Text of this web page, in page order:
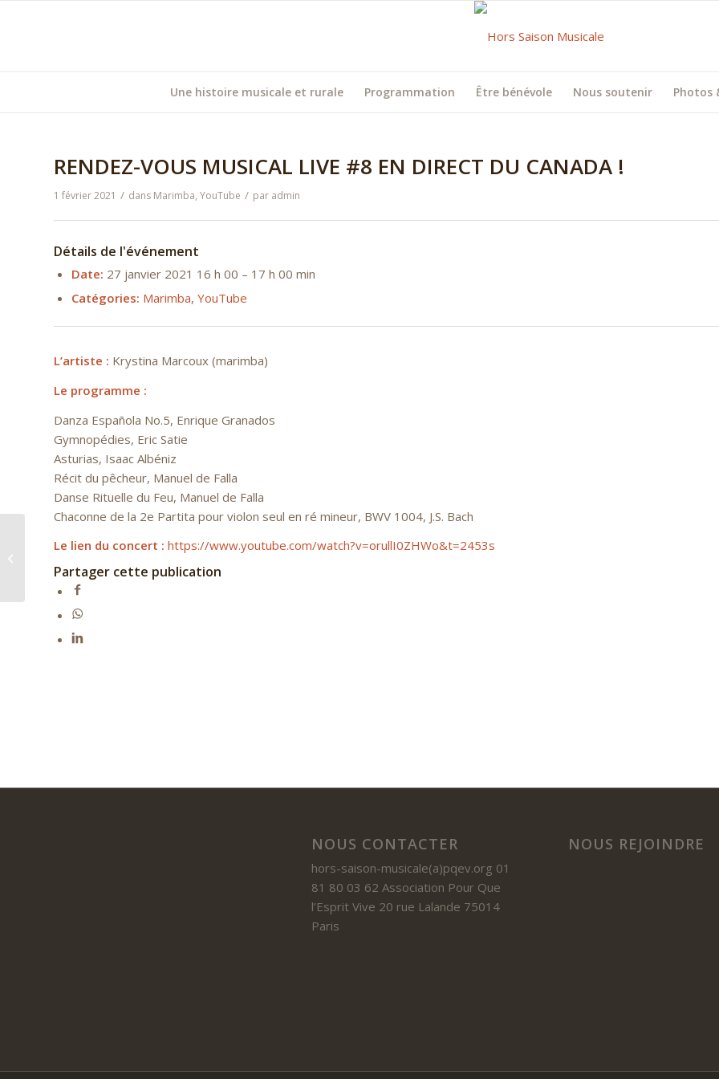
Une histoire musicale et rurale Programmation Être bénévole Nous soutenir Photos
RENDEZ-VOUS MUSICAL LIVE #8 EN DIRECT DU CANADA !
1 février 2021 / dans Marimba, YouTube / par admin
Détails de l'événement
Date: 27 janvier 2021 16 h 00 – 17 h 00 min
Catégories: Marimba, YouTube
L’artiste : Krystina Marcoux (marimba)
Le programme :
Danza Española No.5, Enrique Granados
Gymnopédies, Eric Satie
Asturias, Isaac Albéniz
Récit du pêcheur, Manuel de Falla
Danse Rituelle du Feu, Manuel de Falla
Chaconne de la 2e Partita pour violon seul en ré mineur, BWV 1004, J.S. Bach
Le lien du concert : https://www.youtube.com/watch?v=orullI0ZHWo&t=2453s
Partager cette publication
NOUS CONTACTER
hors-saison-musicale(a)pqev.org 01
81 80 03 62 Association Pour Que
l’Esprit Vive 20 rue Lalande 75014
Paris
NOUS REJOINDRE